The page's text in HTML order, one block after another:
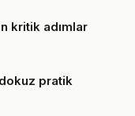
kritik adımlar
pratik